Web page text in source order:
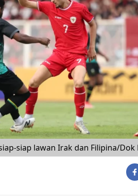
siap lawan Irak dan Filipina/Dok